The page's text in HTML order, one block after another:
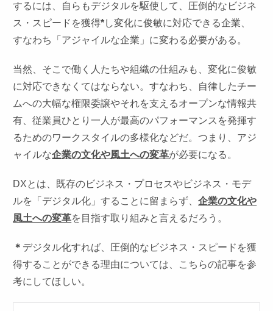
するには、自らもデジタルを駆使して、圧倒的なビジネ
ス・スピードを獲得*し変化に俊敏に対応できる企業、
すなわち「アジャイルな企業」に変わる必要がある。
当然、そこで働く人たちや組織の仕組みも、変化に俊敏
に対応できなくてはならない。すなわち、自律したチー
ムへの大幅な権限委譲やそれを支えるオープンな情報共
有、従業員ひとり一人が最高のパフォーマンスを発揮す
るためのワークスタイルの多様化などだ。つまり、アジ
ャイルな企業の文化や風土への変革が必要になる。
DXとは、既存のビジネス・プロセスやビジネス・モデ
ルを「デジタル化」することに留まらず、企業の文化や
風土への変革を目指す取り組みと言えるだろう。
＊ デジタル化すれば、圧倒的なビジネス・スピードを獲
得することができる理由については、こちらの記事を参
考にしてほしい。